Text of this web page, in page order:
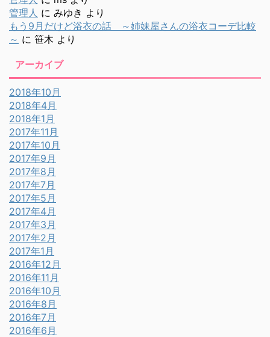
管理人 に みゆき より
もう9月だけど浴衣の話 ～姉妹屋さんの浴衣コーデ比較
～ に 笹木 より
アーカイブ
2018年10月
2018年4月
2018年1月
2017年11月
2017年10月
2017年9月
2017年8月
2017年7月
2017年5月
2017年4月
2017年3月
2017年2月
2017年1月
2016年12月
2016年11月
2016年10月
2016年8月
2016年7月
2016年6月